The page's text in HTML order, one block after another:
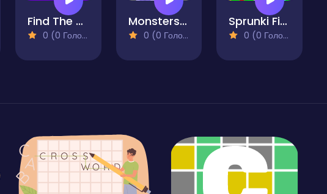
Find The Differences - Find It
0 (0 Голосів)
Monsters Match
0 (0 Голосів)
Sprunki Find The Differences
0 (0 Голосів)